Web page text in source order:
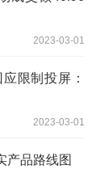
2023-03-01
限制投屏：
2023-03-01
产品路线图